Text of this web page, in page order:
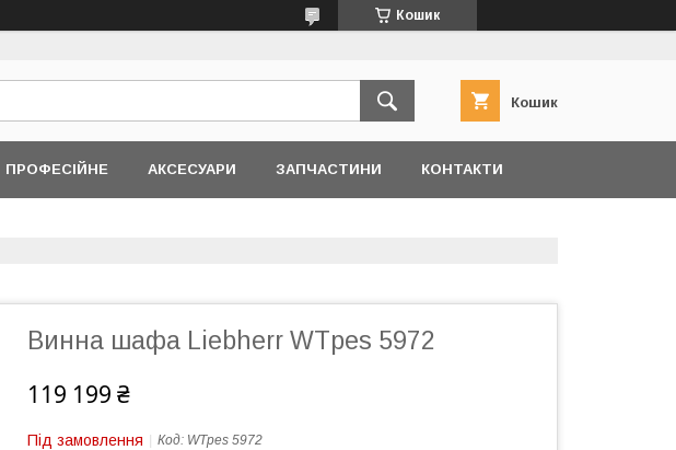
Кошик
Кошик
ПРОФЕСІЙНЕ АКСЕСУАРИ ЗАПЧАСТИНИ КОНТАКТИ
Винна шафа Liebherr WTpes 5972
119 199 ₴
Під замовлення Код: WTpes 5972